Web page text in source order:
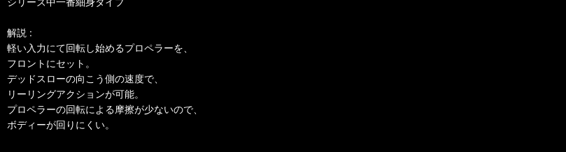
解説 :
軽い入力にて回転し始めるプロペラーを、
フロントにセット。
デッドスローの向こう側の速度で、
リーリングアクションが可能。
プロペラーの回転による摩擦が少ないので、
ボディーが回りにくい。